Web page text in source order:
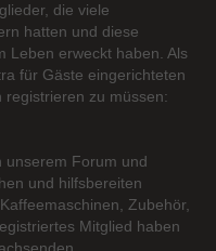
die viele
hatten und diese
Leben erweckt haben. Als
für Gäste eingerichteten
registrieren zu müssen:
unserem Forum und
und hilfsbereiten
Zubehör,
Mitglied haben